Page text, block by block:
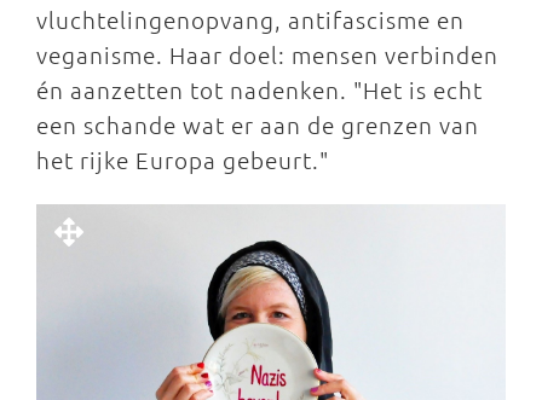
vluchtelingenopvang, antifascisme en
veganisme. Haar doel: mensen verbinden
én aanzetten tot nadenken. "Het is echt
een schande wat er aan de grenzen van
het rijke Europa gebeurt."